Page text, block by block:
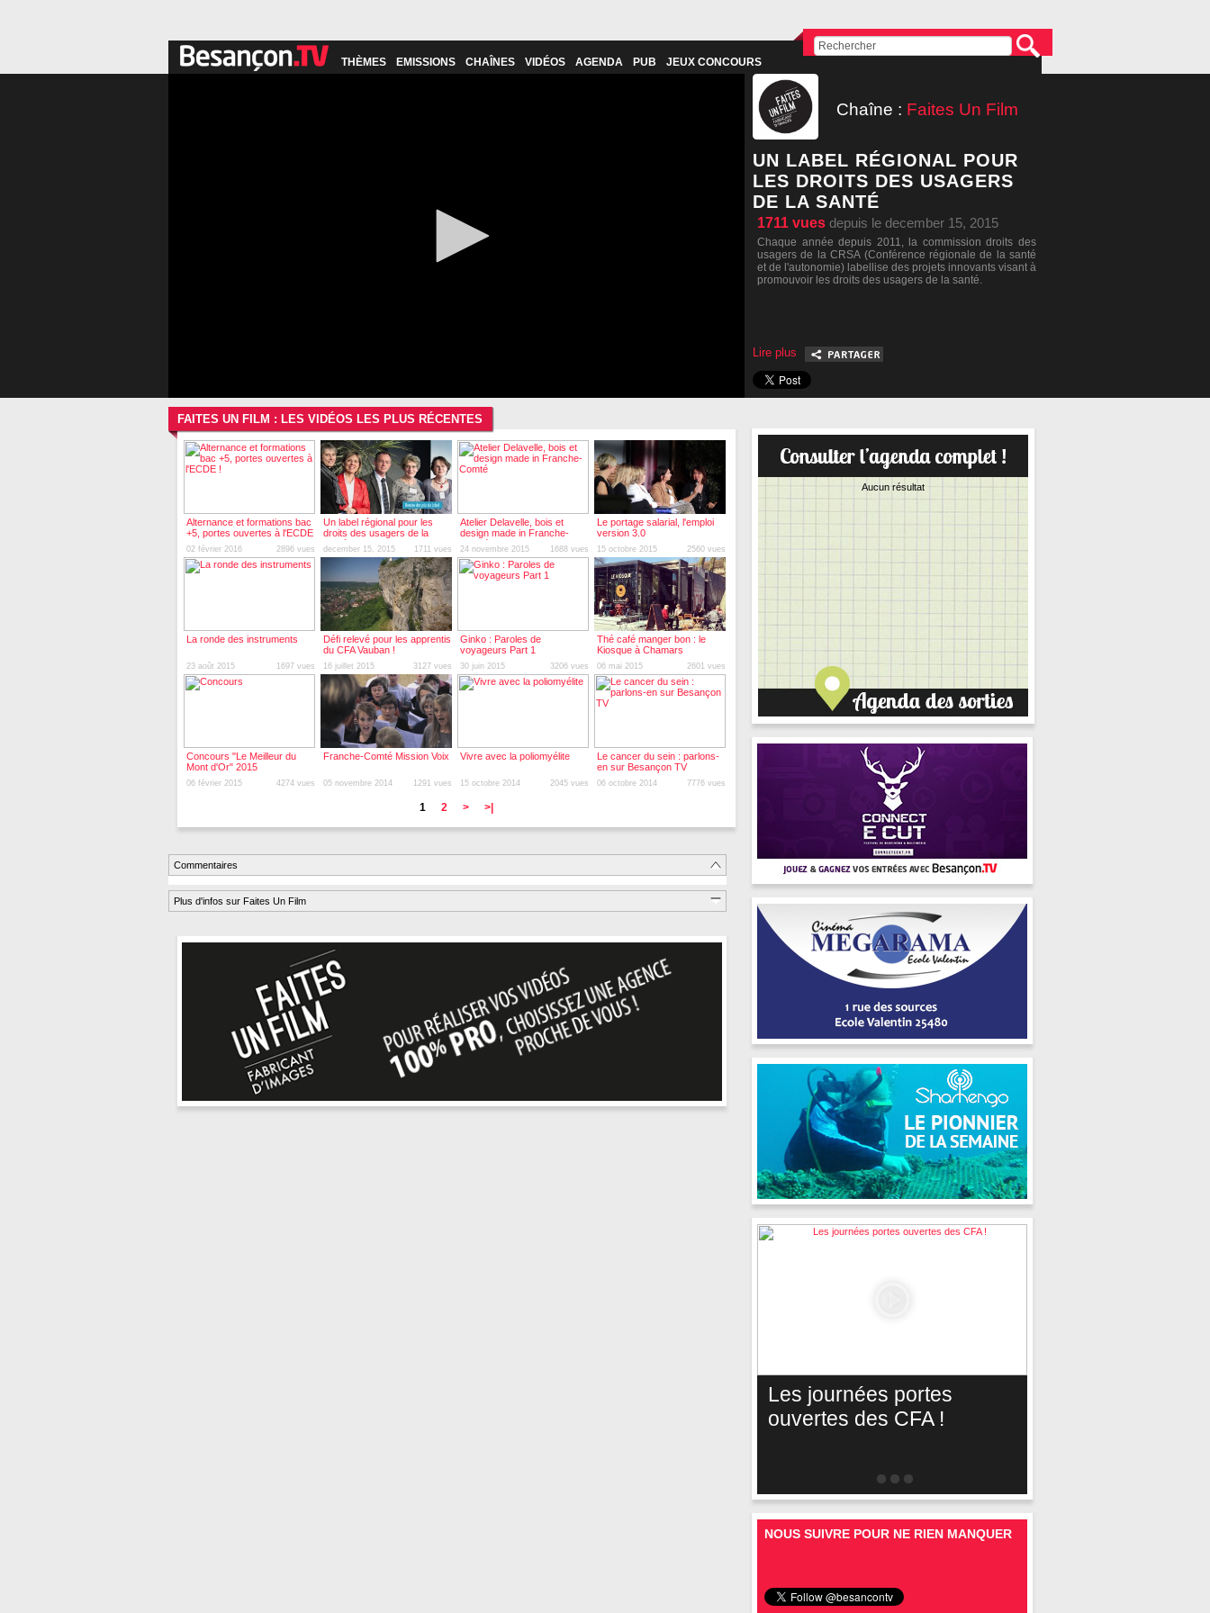
THÈMES EMISSIONS CHAÎNES VIDÉOS AGENDA PUB JEUX CONCOURS
Chaîne : Faites Un Film
UN LABEL RÉGIONAL POUR
LES DROITS DES USAGERS
DE LA SANTÉ
1711 vues depuis le december 15, 2015
Chaque année depuis 2011, la commission droits des
usagers de la CRSA (Conférence régionale de la santé
et de l'autonomie) labellise des projets innovants visant à
promouvoir les droits des usagers de la santé.
Lire plus
FAITES UN FILM : LES VIDÉOS LES PLUS RÉCENTES
Alternance et formations bac
+5, portes ouvertes à l'ECDE
!02 février 2016 2896 vues
Un label régional pour les
droits des usagers de la
santé
december 15, 2015 1711 vues
Atelier Delavelle, bois et
design made in Franche-
Comté
24 novembre 2015 1688 vues
Le portage salarial, l'emploi
version 3.0
15 octobre 2015 2560 vues
La ronde des instruments
23 août 2015 1697 vues
Défi relevé pour les apprentis
du CFA Vauban !
16 juillet 2015 3127 vues
Ginko : Paroles de
voyageurs Part 1
30 juin 2015 3206 vues
Thé café manger bon : le
Kiosque à Chamars
06 mai 2015 2601 vues
Concours "Le Meilleur du
Mont d'Or" 2015
06 février 2015 4274 vues
Franche-Comté Mission Voix
05 novembre 2014 1291 vues
Vivre avec la poliomyélite
15 octobre 2014 2045 vues
Le cancer du sein : parlons-
en sur Besançon TV
06 octobre 2014 7776 vues
1 2 > >|
Commentaires
Plus d'infos sur Faites Un Film
Aucun résultat
Les journées portes
ouvertes des CFA !
NOUS SUIVRE POUR NE RIEN MANQUER